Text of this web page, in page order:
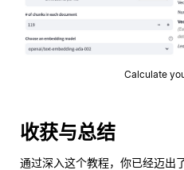
Calculate
收获与总结
通过深入这个教程，你已经迈出